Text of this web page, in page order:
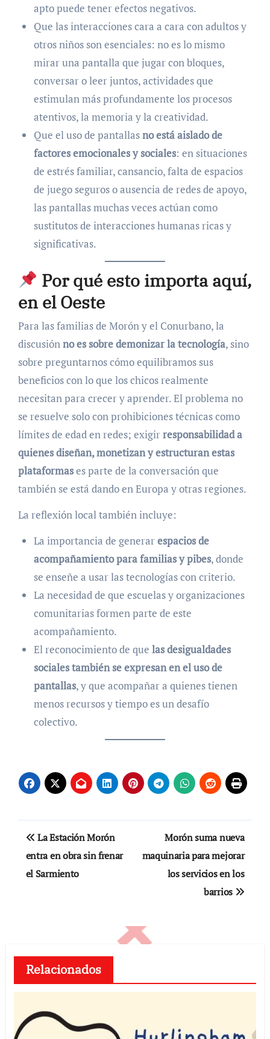
apto puede tener efectos negativos.
Que las interacciones cara a cara con adultos y
otros niños son esenciales: no es lo mismo
mirar una pantalla que jugar con bloques,
conversar o leer juntos, actividades que
estimulan más profundamente los procesos
atentivos, la memoria y la creatividad.
Que el uso de pantallasno está aislado de
factores emocionales y sociales: en situaciones
de estrés familiar, cansancio, falta de espacios
de juego seguros o ausencia de redes de apoyo,
las pantallas muchas veces actúan como
sustitutos de interacciones humanas ricas y
significativas.
Por qué esto importa aquí,
en el Oeste
Para las familias de Morón y el Conurbano, la
discusiónno es sobre demonizar la tecnología, sino
sobre preguntarnos cómo equilibramos sus
beneficios con lo que los chicos realmente
necesitan para crecer y aprender. El problema no
se resuelve solo con prohibiciones técnicas como
límites de edad en redes; exigirresponsabilidad a
quienes diseñan, monetizan y estructuran estas
plataformases parte de la conversación que
también se está dando en Europa y otras regiones.
La reflexión local también incluye:
La importancia de generarespacios de
acompañamiento para familias y pibes, donde
se enseñe a usar las tecnologías con criterio.
La necesidad de que escuelas y organizaciones
comunitarias formen parte de este
acompañamiento.
El reconocimiento de que las desigualdades
sociales también se expresan en el uso de
pantallas, y que acompañar a quienes tienen
menos recursos y tiempo es un desafío
colectivo.
Navegación
de
entradas
La Estación Morón
entra en obra sin frenar
el Sarmiento
Morón suma nueva
maquinaria para mejorar
los servicios en los
barrios
Relacionados